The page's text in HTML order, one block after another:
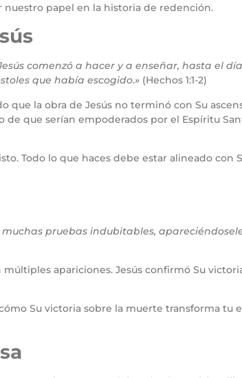
nuestro papel en la historia de redención.
comenzó a hacer y a enseñar, hasta el
que había escogido.» (Hechos 1:1-2)
que la obra de Jesús no terminó con Su
que serían empoderados por el Espíritu
Todo lo que haces debe estar alineado con
pruebas indubitables,
apariciones. Jesús confirmó Su
Su victoria sobre la muerte transforma tu